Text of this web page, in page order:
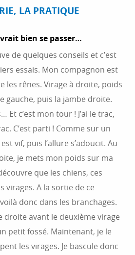
LA PRATIQUE
bien se passer…
de quelques conseils et c’est
essais. Mon compagnon est
les rênes. Virage à droite, poids
gauche, puis la jambe droite.
Et c’est mon tour ! J’ai le trac,
C’est parti ! Comme sur un
vif, puis l’allure s’adoucit. Au
je mets mon poids sur ma
que les chiens, ces
virages. A la sortie de ce
donc dans les branchages.
droite avant le deuxième virage
petit fossé. Maintenant, je le
les virages. Je bascule donc